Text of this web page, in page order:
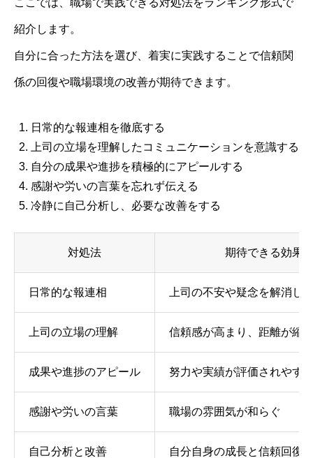
ここでは、職場で実践できる対処法をランキング形式で
紹介します。
自分に合った方法を選び、着実に実践することで信頼関
係の回復や職場環境の改善が期待できます。
日常的な報連相を徹底する
上司の立場を理解したコミュニケーションを意識する
自分の成果や進捗を積極的にアピールする
感謝や労いの言葉を忘れず伝える
冷静に自己分析し、必要な改善をする
対処法 期待できる効果
日常的な報連相 上司の不安や疑念を解消し
上司の立場の理解 信頼感が高まり、距離が縮
成果や進捗のアピール 努力や実績が評価されやす
感謝や労いの言葉 職場の雰囲気が和らぐ
自己分析と改善 自分自身の成長と信頼回復